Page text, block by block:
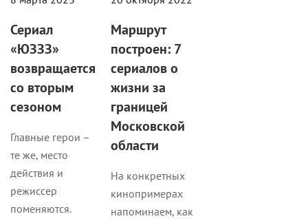
Сериал
«ЮЗЗЗ»
возвращается
со вторым
сезоном
Главные герои –
те же, место
действия и
режиссер
поменяются.
Маршрут
построен: 7
сериалов о
жизни за
границей
Московской
области
На конкретных
кинопримерах
напоминаем, как